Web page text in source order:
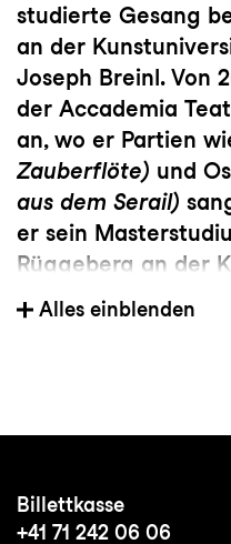
studierte Gesang
an der
Joseph Breinl. Von
der Accademia
an, wo er Partien
Zauberflöte) und
aus dem Serail)
er sein
Rüggeberg an der
mit Auszeichnung
des Theaters St.
Hohepriester des
Alles einblenden
Billettkasse
+41 71 242 06 06